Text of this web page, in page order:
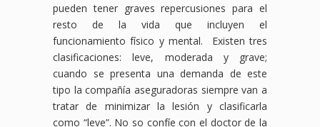
pueden tener graves repercusiones para el
resto de la vida que incluyen el
funcionamiento físico y mental. Existen tres
clasificaciones: leve, moderada y grave;
cuando se presenta una demanda de este
tipo la compañía aseguradoras siempre van a
tratar de minimizar la lesión y clasificarla
como “leve”. No so confíe con el doctor de la